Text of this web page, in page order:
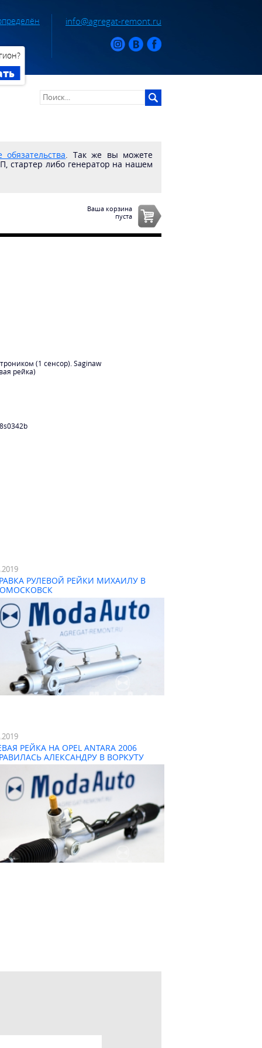
info@agregat-remont.ru
обязательства. Так же вы можете
стартер либо генератор на нашем
Ваша корзина
пуста
(1 сенсор). Saginaw
рейка)
РУЛЕВОЙ РЕЙКИ МИХАИЛУ В
РЕЙКА НА OPEL ANTARA 2006
АЛЕКСАНДРУ В ВОРКУТУ